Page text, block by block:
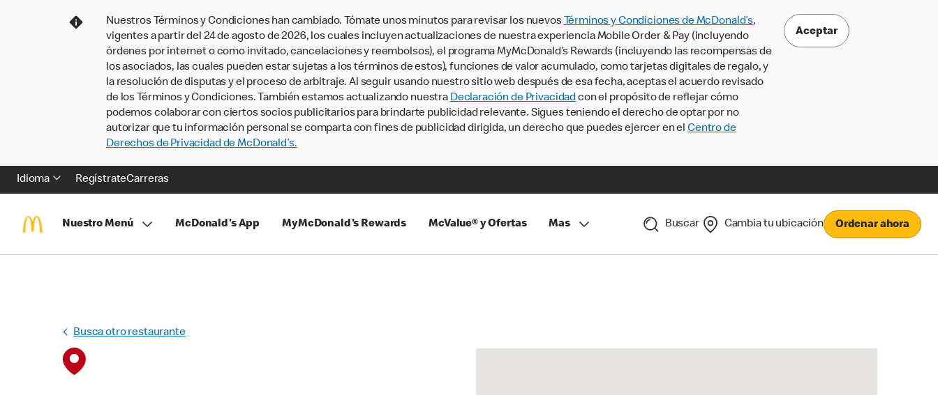
Nuestros Términos y Condiciones han cambiado. Tómate unos minutos para revisar los nuevos Términos y Condiciones de McDonald’s,
vigentes a partir del 24 de agosto de 2026, los cuales incluyen actualizaciones de nuestra experiencia Mobile Order & Pay (incluyendo
órdenes por internet o como invitado, cancelaciones y reembolsos), el programa MyMcDonald’s Rewards (incluyendo las recompensas de
los asociados, las cuales pueden estar sujetas a los términos de estos), funciones de valor acumulado, como tarjetas digitales de regalo, y
la resolución de disputas y el proceso de arbitraje. Al seguir usando nuestro sitio web después de esa fecha, aceptas el acuerdo revisado
de los Términos y Condiciones. También estamos actualizando nuestra Declaración de Privacidadcon el propósito de reflejar cómo
podemos colaborar con ciertos socios publicitarios para brindarte publicidad relevante. Sigues teniendo el derecho de optar por no
autorizar que tu información personal se comparta con fines de publicidad dirigida, un derecho que puedes ejercer en el Centro de
Derechos de Privacidad de McDonald’s.
Aceptar
Idioma RegístrateCarreras
Nuestro Menú McDonald's App MyMcDonald's Rewards McValue® y Ofertas Mas Buscar Cambia tu ubicación Ordenar ahora
Busca otro restaurante